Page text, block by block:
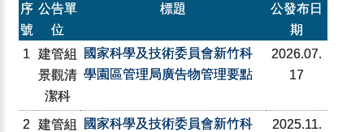
序
號
公告單
位
標題
公發布日
期
1
建管組
景觀清
潔科
國家科學及技術委員會新竹科
學園區管理局廣告物管理要點
2026.07.
17
2
建管組
國家科學及技術委員會新竹科
2025.11.